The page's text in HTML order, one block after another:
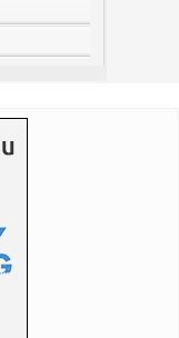
Srbija nadigrala
iz BiH i još
nekretninama u
aktivnost može